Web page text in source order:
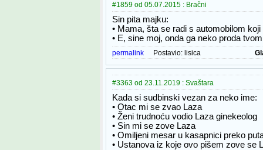
#1859 od 05.07.2015 : Bračni
Sin pita majku:
• Mama, šta se radi s automobilom
• E, sine moj, onda ga neko proda
permalink Postavio: lisica
#3363 od 23.11.2019 : Svaštara
Kada si sudbinski vezan za neko ime:
• Otac mi se zvao Laza
• Ženi trudnoću vodio Laza ginekeolog
• Sin mi se zove Laza
• Omiljeni mesar u kasapnici preko
• Ustanova iz koje ovo pišem zove se